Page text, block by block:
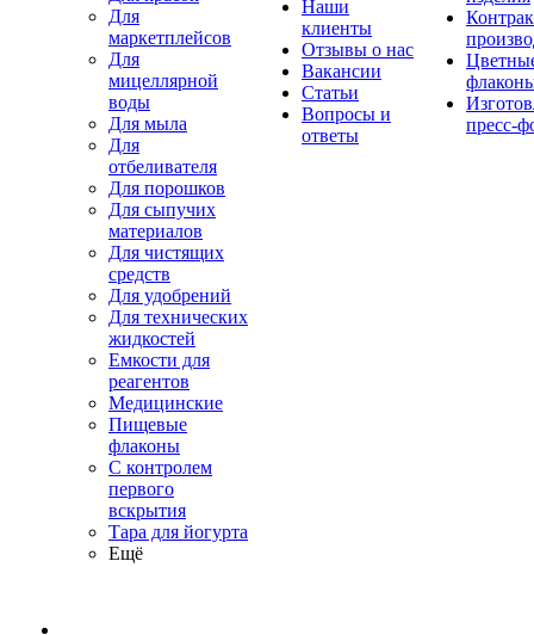
Для
маркетплейсов
Для
мицеллярной
воды
Для мыла
Для
отбеливателя
Для порошков
Для сыпучих
материалов
Для чистящих
средств
Для удобрений
Для технических
жидкостей
Емкости для
реагентов
Медицинские
Пищевые
флаконы
С контролем
первого
вскрытия
Тара для йогурта
Ещё
Наши
клиенты
Отзывы о нас
Вакансии
Статьи
Вопросы и
ответы
пресс-